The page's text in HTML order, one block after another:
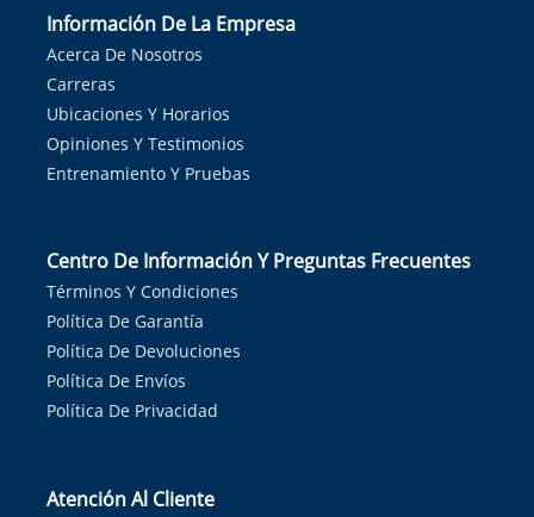
Información De La Empresa
Acerca De Nosotros
Carreras
Ubicaciones Y Horarios
Opiniones Y Testimonios
Entrenamiento Y Pruebas
Centro De Información Y Preguntas Frecuentes
Términos Y Condiciones
Política De Garantía
Política De Devoluciones
Política De Envíos
Política De Privacidad
Atención Al Cliente